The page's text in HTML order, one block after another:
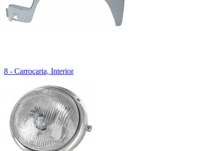
8 - Carroçaria, Interior